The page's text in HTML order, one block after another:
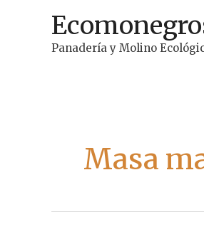
contenidoPanadería y Molino
Masa